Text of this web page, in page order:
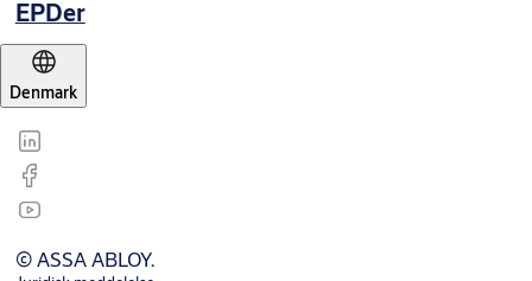
EPDer
Denmark
© ASSA ABLOY.